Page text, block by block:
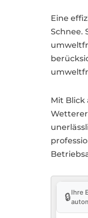
Eine
Schnee.
Mit Blick
🔒Ihre